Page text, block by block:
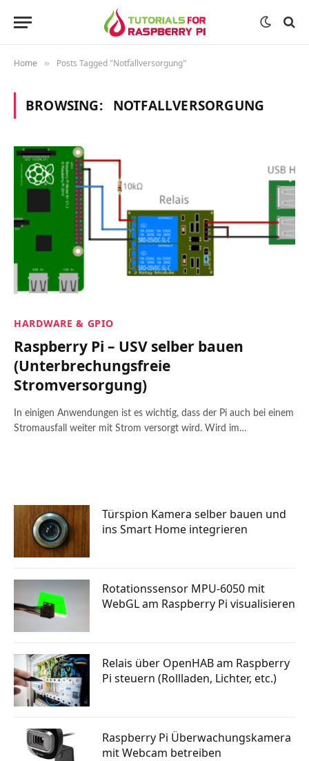
Home » Posts Tagged "Notfallversorgung"
BROWSING: NOTFALLVERSORGUNG
HARDWARE & GPIO
Raspberry Pi – USV selber bauen
(Unterbrechungsfreie
Stromversorgung)
In einigen Anwendungen ist es wichtig, dass der Pi auch bei einem
Stromausfall weiter mit Strom versorgt wird. Wird im…
Türspion Kamera selber bauen und
ins Smart Home integrieren
Rotationssensor MPU-6050 mit
WebGL am Raspberry Pi visualisieren
Relais über OpenHAB am Raspberry
Pi steuern (Rollladen, Lichter, etc.)
Raspberry Pi Überwachungskamera
mit Webcam betreiben